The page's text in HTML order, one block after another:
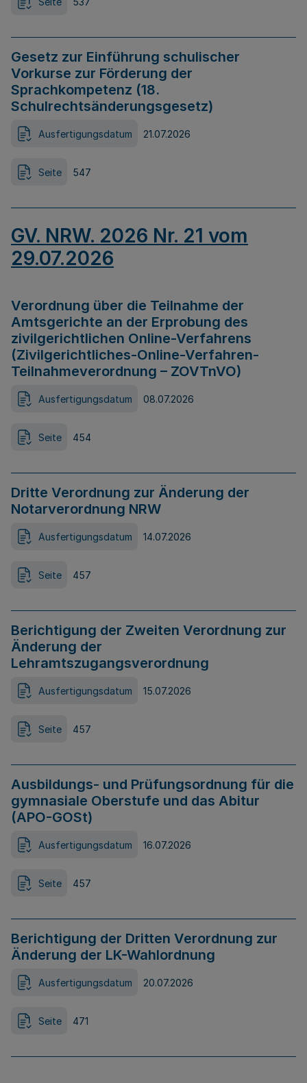
Gesetz zur Einführung schulischer
Vorkurse zur Förderung der
Sprachkompetenz (18.
Schulrechtsänderungsgesetz)
Ausfertigungsdatum 21.07.2026
Seite 547
GV. NRW. 2026 Nr. 21 vom
29.07.2026
Verordnung über die Teilnahme der
Amtsgerichte an der Erprobung des
zivilgerichtlichen Online-Verfahrens
(Zivilgerichtliches-Online-Verfahren-
Teilnahmeverordnung – ZOVTnVO)
Ausfertigungsdatum 08.07.2026
Seite 454
Dritte Verordnung zur Änderung der
Notarverordnung NRW
Ausfertigungsdatum 14.07.2026
Seite 457
Berichtigung der Zweiten Verordnung zur
Änderung der
Lehramtszugangsverordnung
Ausfertigungsdatum 15.07.2026
Seite 457
Ausbildungs- und Prüfungsordnung für die
gymnasiale Oberstufe und das Abitur
(APO-GOSt)
Ausfertigungsdatum 16.07.2026
Seite 457
Berichtigung der Dritten Verordnung zur
Änderung der LK-Wahlordnung
Ausfertigungsdatum 20.07.2026
Seite 471